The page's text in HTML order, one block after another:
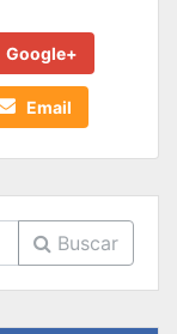
Google+
Email
Buscar